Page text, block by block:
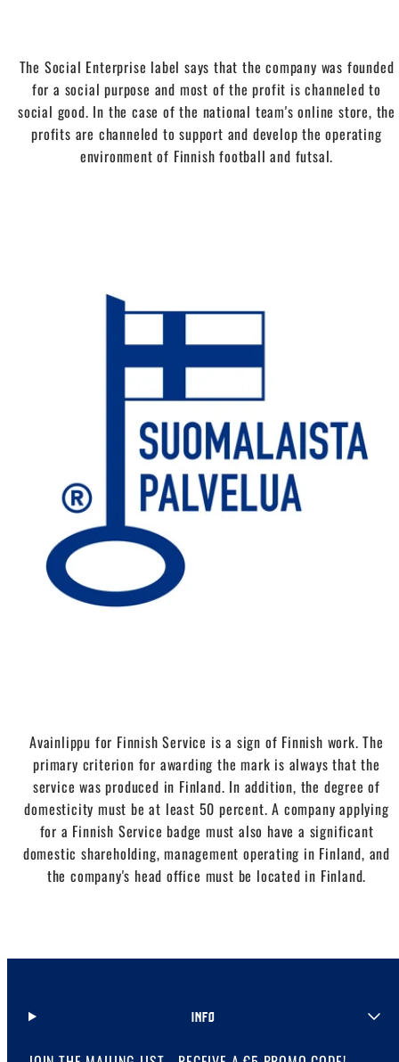
The Social Enterprise label says that the company was founded
for a social purpose and most of the profit is channeled to
social good. In the case of the national team's online store, the
profits are channeled to support and develop the operating
environment of Finnish football and futsal.
Avainlippu for Finnish Service is a sign of Finnish work. The
primary criterion for awarding the mark is always that the
service was produced in Finland. In addition, the degree of
domesticity must be at least 50 percent. A company applying
for a Finnish Service badge must also have a significant
domestic shareholding, management operating in Finland, and
the company's head office must be located in Finland.
INFO